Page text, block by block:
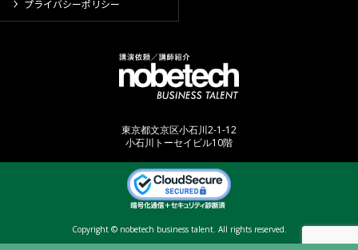
プライバシーポリシー
東京都文京区小石川2-1-12
小石川トーセイビル10階
Copyright © nobetech business talent. All rights reserved.